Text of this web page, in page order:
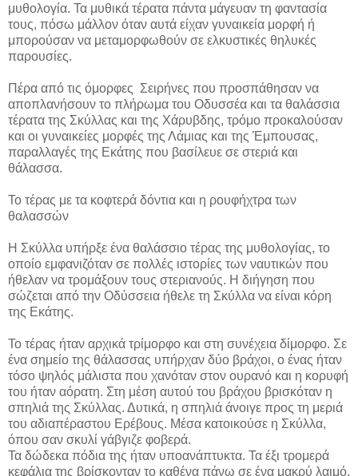
μυθολογία. Τα μυθικά τέρατα πάντα μάγευαν τη φαντασία
τους, πόσω μάλλον όταν αυτά είχαν γυναικεία μορφή ή
μπορούσαν να μεταμορφωθούν σε ελκυστικές θηλυκές
παρουσίες.
Πέρα από τις όμορφες Σειρήνες που προσπάθησαν να
αποπλανήσουν το πλήρωμα του Οδυσσέα και τα θαλάσσια
τέρατα της Σκύλλας και της Χάρυβδης, τρόμο προκαλούσαν
και οι γυναικείες μορφές της Λάμιας και της Έμπουσας,
παραλλαγές της Εκάτης που βασίλευε σε στεριά και
θάλασσα.
Το τέρας με τα κοφτερά δόντια και η ρουφήχτρα των
θαλασσών
Η Σκύλλα υπήρξε ένα θαλάσσιο τέρας της μυθολογίας, το
οποίο εμφανιζόταν σε πολλές ιστορίες των ναυτικών που
ήθελαν να τρομάξουν τους στεριανούς. Η διήγηση που
σώζεται από την Οδύσσεια ήθελε τη Σκύλλα να είναι κόρη
της Εκάτης.
Το τέρας ήταν αρχικά τρίμορφο και στη συνέχεια δίμορφο. Σε
ένα σημείο της θάλασσας υπήρχαν δύο βράχοι, ο ένας ήταν
τόσο ψηλός μάλιστα που χανόταν στον ουρανό και η κορυφή
του ήταν αόρατη. Στη μέση αυτού του βράχου βρισκόταν η
σπηλιά της Σκύλλας. Δυτικά, η σπηλιά άνοιγε προς τη μεριά
του αδιαπέραστου Ερέβους. Μέσα κατοικούσε η Σκύλλα,
όπου σαν σκυλί γάβγιζε φοβερά.
Τα δώδεκα πόδια της ήταν υποανάπτυκτα. Τα έξι τρομερά
κεφάλια της βρίσκονταν το καθένα πάνω σε ένα μακρύ λαιμό.